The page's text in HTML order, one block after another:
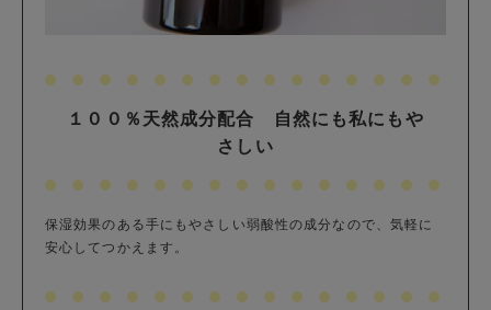
１００％天然成分配合 自然にも私にもや
さしい
保湿効果のある手にもやさしい弱酸性の成分なので、気軽に
安心してつかえます。